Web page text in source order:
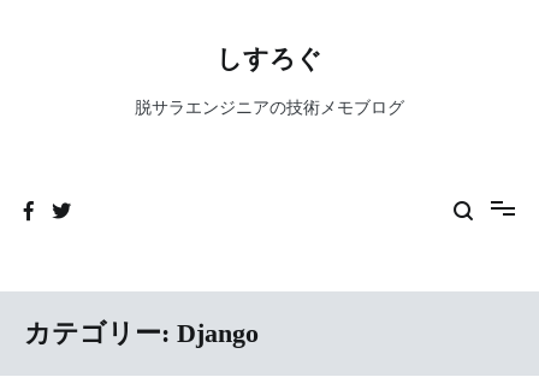
しすろぐ
脱サラエンジニアの技術メモブログ
カテゴリー: Django